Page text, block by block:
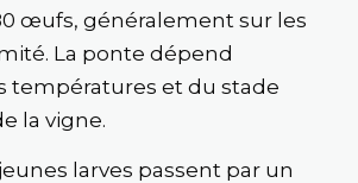
œufs, généralement sur les
La ponte dépend
températures et du stade
la vigne.
larves passent par un